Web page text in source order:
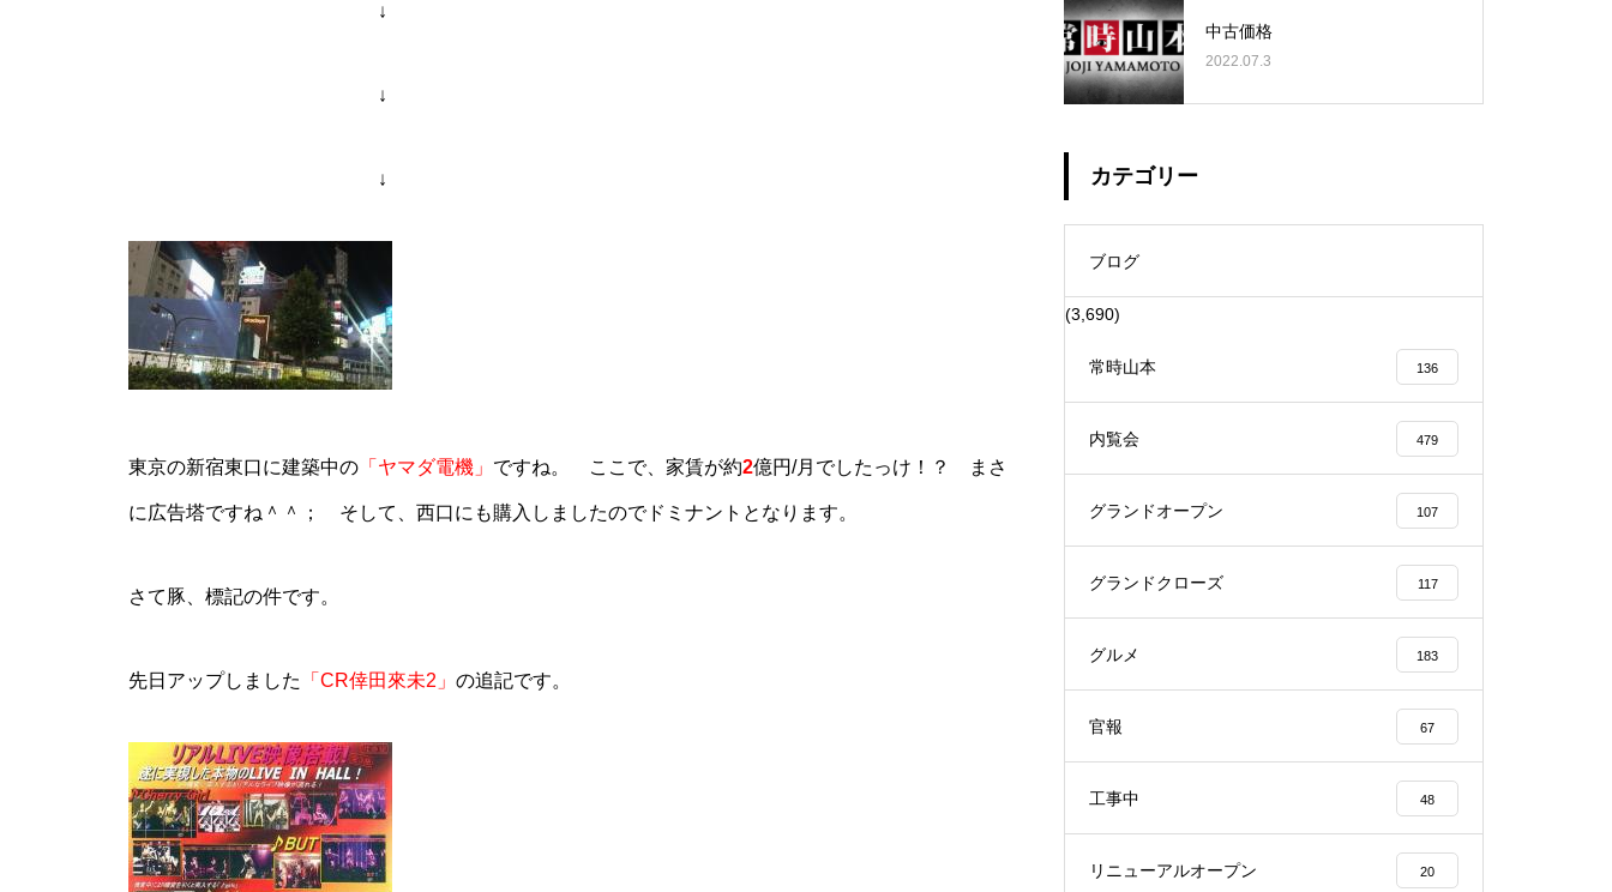
物件視察③
↓
↓
↓
東京の新宿東口に建築中の 「ヤマダ電機」 ですね。 ここで、家賃が約2億円/月でしたっけ！？ まさ
に広告塔ですね＾＾； そして、西口にも購入しましたのでドミナントとなります。
さて豚、標記の件です。
先日アップしました 「CR倖田來未2」 の追記です。
中古価格
2022.07.3
カテゴリー
ブログ
(3,690)
常時山本 136
内覧会 479
グランドオープン 107
グランドクローズ 117
グルメ 183
官報 67
工事中 48
リニューアルオープン 20